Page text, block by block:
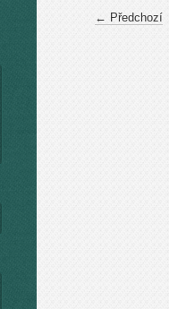
← Předchozí